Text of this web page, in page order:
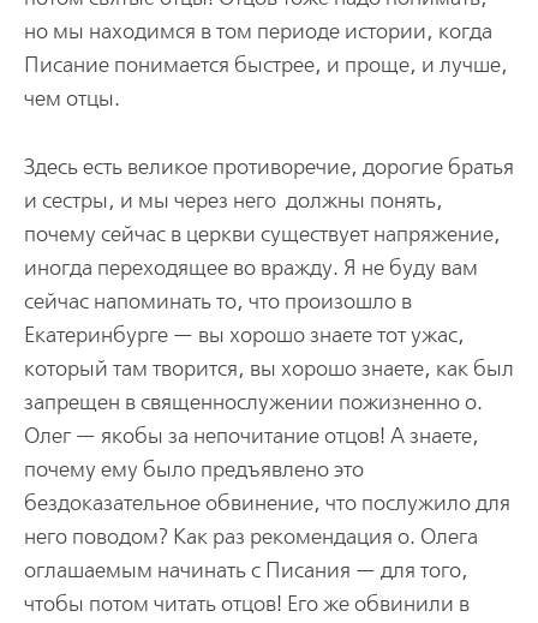
но мы находимся в том периоде истории, когда
Писание понимается быстрее, и проще, и лучше,
чем отцы.
Здесь есть великое противоречие, дорогие братья
и сестры, и мы через него должны понять,
почему сейчас в церкви существует напряжение,
иногда переходящее во вражду. Я не буду вам
сейчас напоминать то, что произошло в
Екатеринбурге — вы хорошо знаете тот ужас,
который там творится, вы хорошо знаете, как был
запрещен в священнослужении пожизненно о.
Олег — якобы за непочитание отцов! А знаете,
почему ему было предъявлено это
бездоказательное обвинение, что послужило для
него поводом? Как раз рекомендация о. Олега
оглашаемым начинать с Писания — для того,
чтобы потом читать отцов! Его же обвинили в